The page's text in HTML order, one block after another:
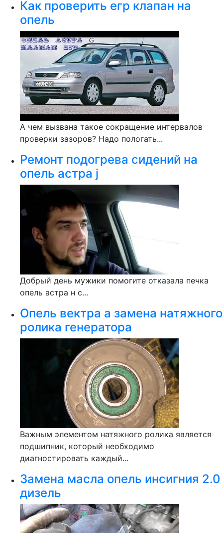
Как проверить егр клапан на
опель
А чем вызвана такое сокращение интервалов
проверки зазоров? Надо пологать...
Ремонт подогрева сидений на
опель астра j
Добрый день мужики помогите отказала печка
опель астра н с...
Опель вектра а замена натяжного
ролика генератора
Важным элементом натяжного ролика является
подшипник, который необходимо
диагностировать каждый...
Замена масла опель инсигния 2.0
дизель